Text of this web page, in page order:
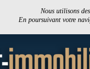
Nous utilisons
En poursuivant votre